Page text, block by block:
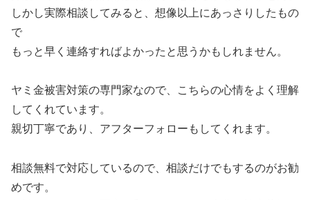
しかし実際相談してみると、想像以上にあっさりしたもの
で
もっと早く連絡すればよかったと思うかもしれません。
ヤミ金被害対策の専門家なので、こちらの心情をよく理解
してくれています。
親切丁寧であり、アフターフォローもしてくれます。
相談無料で対応しているので、相談だけでもするのがお勧
めです。